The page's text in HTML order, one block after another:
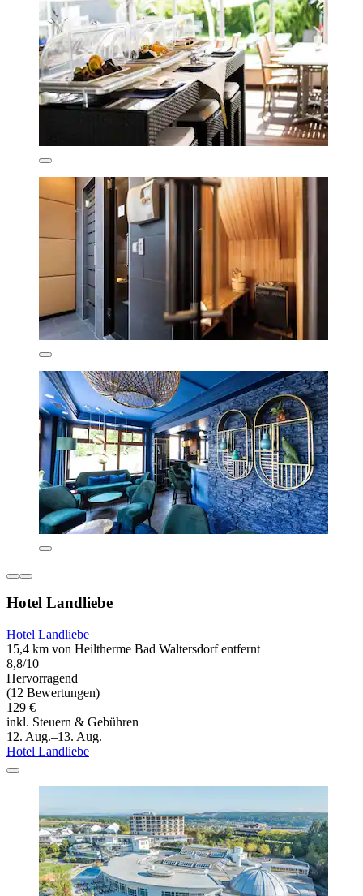
Hotel Landliebe
Hotel Landliebe
15,4 km von Heiltherme Bad Waltersdorf entfernt
8,8/10
Hervorragend
(12 Bewertungen)
129 €
inkl. Steuern & Gebühren
12. Aug.–13. Aug.
Hotel Landliebe